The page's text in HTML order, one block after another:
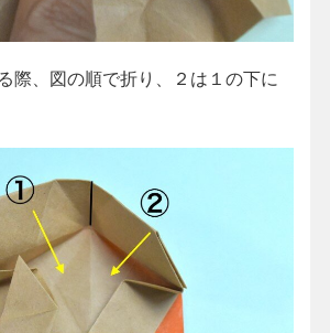
際、図の順で折り、２は１の下に